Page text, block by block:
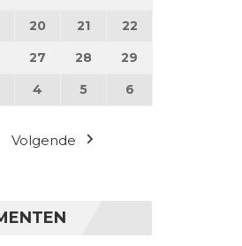
2025
19 juni 2025
20 20 juni 2025
21 21 juni 2025
22
2025
26 juni 2025
27 27 juni 2025
28 28 juni 2025
29
3 juli 2025
4 4 juli 2025
5 5 juli 2025
6
Volgende